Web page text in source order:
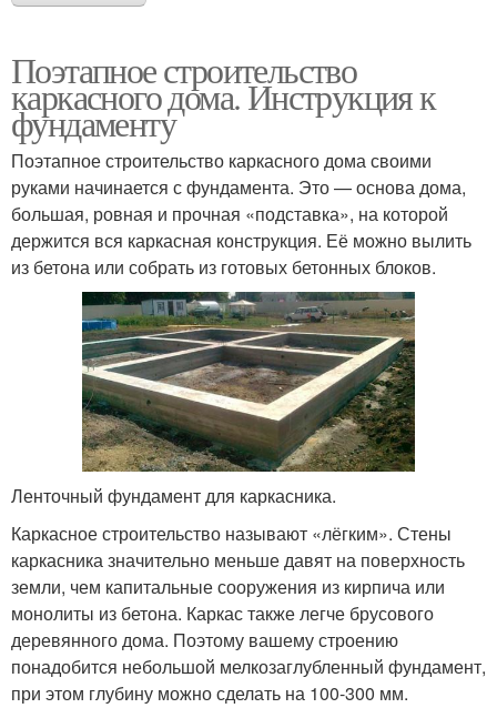
Поэтапное строительство
каркасного дома. Инструкция к
фундаменту
Поэтапное строительство каркасного дома своими
руками начинается с фундамента. Это — основа дома,
большая, ровная и прочная «подставка», на которой
держится вся каркасная конструкция. Её можно вылить
из бетона или собрать из готовых бетонных блоков.
Ленточный фундамент для каркасника.
Каркасное строительство называют «лёгким». Стены
каркасника значительно меньше давят на поверхность
земли, чем капитальные сооружения из кирпича или
монолиты из бетона. Каркас также легче брусового
деревянного дома. Поэтому вашему строению
понадобится небольшой мелкозаглубленный фундамент,
при этом глубину можно сделать на 100-300 мм.